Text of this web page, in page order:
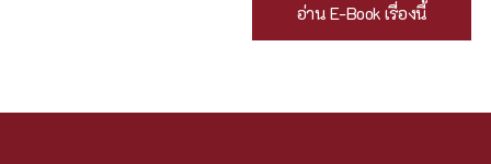
อ่าน E-Book เรื่องนี้